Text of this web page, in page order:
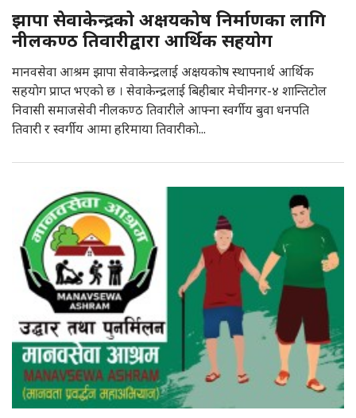
झापा सेवाकेन्द्रकाे अक्षयकोष निर्माणका लागि
नीलकण्ठ तिवारीद्वारा आर्थिक सहयाेग
मानवसेवा आश्रम झापा सेवाकेन्द्रलाई अक्षयकोष स्थापनार्थ आर्थिक
सहयाेग प्राप्त भएकाे छ । सेवाकेन्द्रलाई बिहीबार मेचीनगर-४ शान्तिटोल
निवासी समाजसेवी नीलकण्ठ तिवारीले आफ्ना स्वर्गीय बुवा धनपति
तिवारी र स्वर्गीय आमा हरिमाया तिवारीकाे...